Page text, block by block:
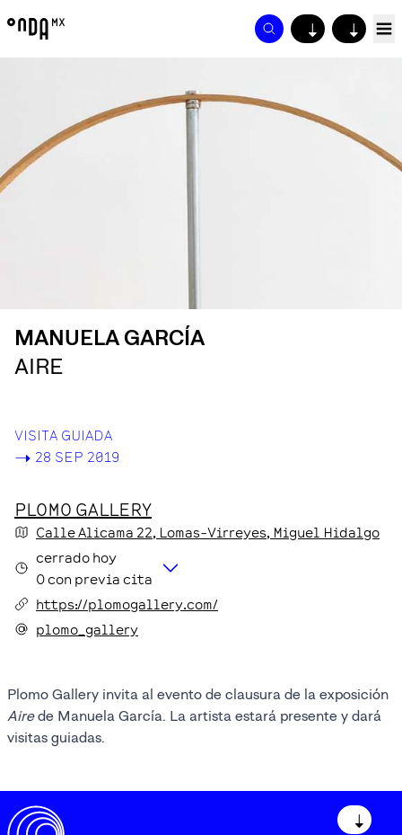
↓ ↓
MANUELA GARCÍA
AIRE
VISITA GUIADA
-> 28 SEP 2019
PLOMO GALLERY
Calle Alicama 22, Lomas-Virreyes, Miguel Hidalgo
cerrado hoy
O con previa cita
https://plomogallery.com/
plomo_gallery
Plomo Gallery invita al evento de clausura de la exposición
Airede Manuela García. La artista estará presente y dará
visitas guiadas.
↓